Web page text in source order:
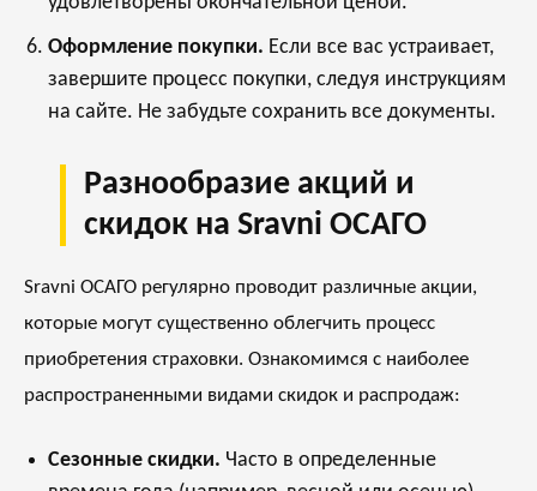
Оформление покупки. Если все вас устраивает,
завершите процесс покупки, следуя инструкциям
на сайте. Не забудьте сохранить все документы.
Разнообразие акций и
скидок на Sravni ОСАГО
Sravni ОСАГО регулярно проводит различные акции,
которые могут существенно облегчить процесс
приобретения страховки. Ознакомимся с наиболее
распространенными видами скидок и распродаж:
Сезонные скидки. Часто в определенные